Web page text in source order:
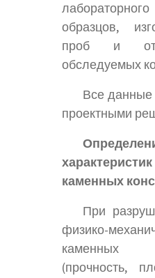
образцов,
проб и
обследуемых
Все данные
проектными
каменных
При
физико-
каменных
(прочность,